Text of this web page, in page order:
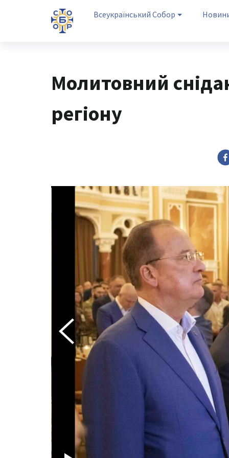
Всеукраїнський Собор
Молитовний
регіону